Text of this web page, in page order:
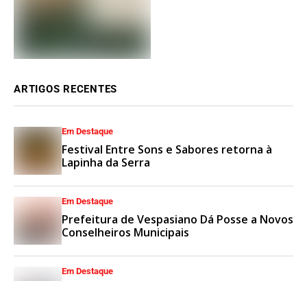
ARTIGOS RECENTES
Em Destaque
Festival Entre Sons e Sabores retorna à
Lapinha da Serra
Em Destaque
Prefeitura de Vespasiano Dá Posse a Novos
Conselheiros Municipais
Em Destaque